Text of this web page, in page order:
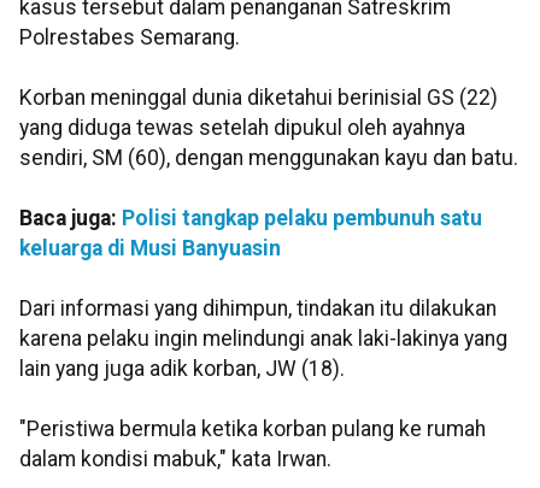
kasus tersebut dalam penanganan Satreskrim
Polrestabes Semarang.
Korban meninggal dunia diketahui berinisial GS (22)
yang diduga tewas setelah dipukul oleh ayahnya
sendiri, SM (60), dengan menggunakan kayu dan batu.
Baca juga: Polisi tangkap pelaku pembunuh satu
keluarga di Musi Banyuasin
Dari informasi yang dihimpun, tindakan itu dilakukan
karena pelaku ingin melindungi anak laki-lakinya yang
lain yang juga adik korban, JW (18).
"Peristiwa bermula ketika korban pulang ke rumah
dalam kondisi mabuk," kata Irwan.